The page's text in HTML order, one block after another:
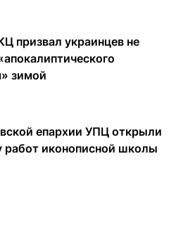
призвал украинцев не
зимой
епархии УПЦ открыли
работ иконописной школы